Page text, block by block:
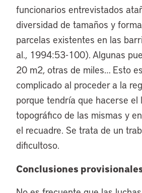
funcionarios entrevistados
diversidad de tamaños y
parcelas existentes en las
al., 1994:53-100). Algunas
20 m2, otras de miles… Esto
complicado al proceder a la
porque tendría que hacerse el
topográfico de las mismas y
el recuadre. Se trata de un
dificultoso.
Conclusiones